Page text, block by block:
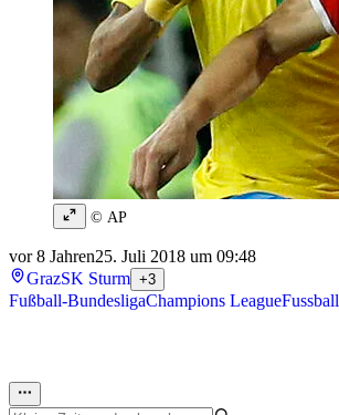
© AP
vor 8 Jahren25. Juli 2018 um 09:48
GrazSK Sturm +3
Fußball-BundesligaChampions LeagueFussball